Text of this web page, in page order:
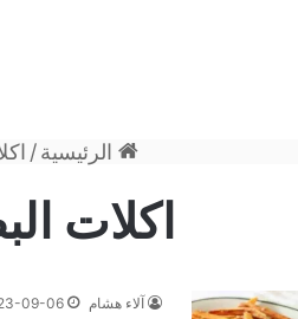
الرئيسية /
اكلات
آلاء هشام 09-06